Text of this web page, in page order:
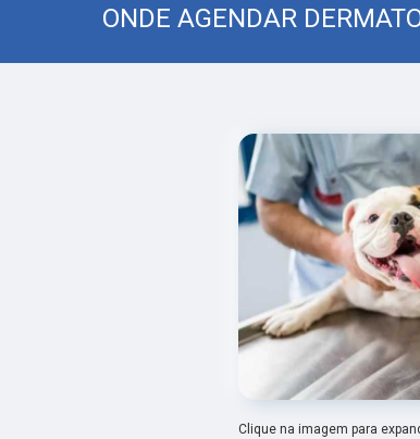
ONDE AGENDAR
Clique na imagem para